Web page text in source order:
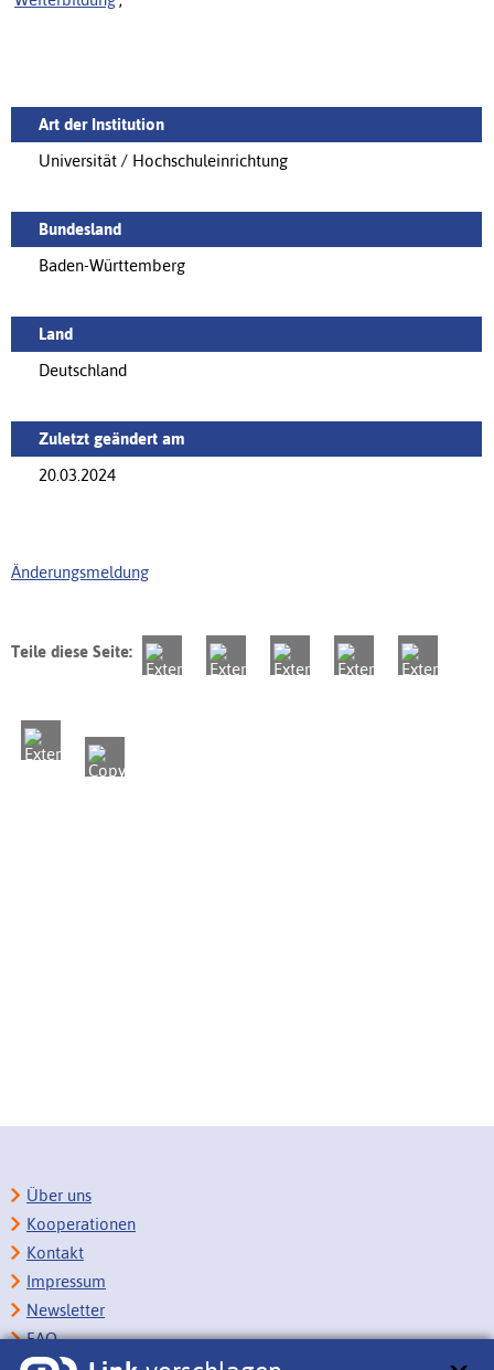
Art der Institution
Universität / Hochschuleinrichtung
Bundesland
Baden-Württemberg
Land
Deutschland
Zuletzt geändert am
20.03.2024
Änderungsmeldung
Teile diese Seite:
Über uns
Kooperationen
Kontakt
Impressum
Newsletter
FAQ